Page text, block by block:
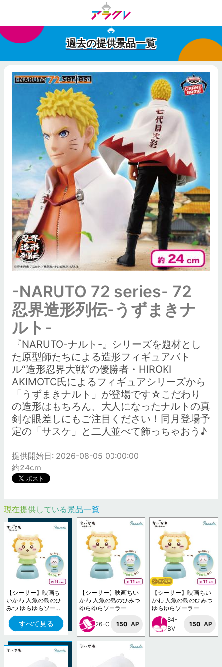
過去の提供景品一覧
-NARUTO 72 series- 72
忍界造形列伝-うずまきナ
ルト-
『NARUTO-ナルト-』シリーズを題材とし
た原型師たちによる造形フィギュアバト
ル“造形忍界大戦”の優勝者・HIROKI
AKIMOTO氏によるフィギュアシリーズから
「うずまきナルト」が登場です☆こだわり
の造形はもちろん、大人になったナルトの真
剣な眼差しにもご注目ください！同月登場予
定の「サスケ」と二人並べて飾っちゃおう♪
提供開始日: 2026-08-05 00:00:00
約24cm
現在提供している景品一覧
【シーサー】映画ち
いかわ 人魚の島のひ
みつ ゆらゆらソーラ
ー
すべて見る
【シーサー】映画ちい
かわ 人魚の島のひみつ
ゆらゆらソーラー
26-C 150 AP
【シーサー】映画ちい
かわ 人魚の島のひみつ
ゆらゆらソーラー
84-
BV
150 AP